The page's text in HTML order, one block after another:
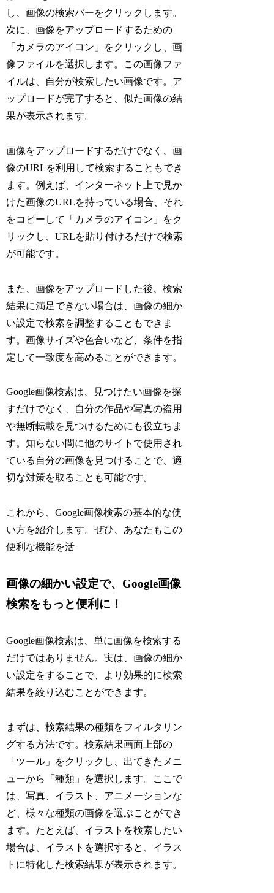
し、画像の検索バーをクリックします。
次に、画像をアップロードするための
「カメラのアイコン」をクリックし、画
像ファイルを選択します。この画像ファ
イルは、自分が検索したい画像です。ア
ップロードが完了すると、似た画像の結
果が表示されます。
画像をアップロードするだけでなく、画
像のURLを利用して検索することもでき
ます。例えば、インターネット上で見か
けた画像のURLを持っている場合、それ
をコピーして「カメラのアイコン」をク
リックし、URLを貼り付けるだけで検索
が可能です。
また、画像をアップロードした後、検索
結果に満足できない場合は、画像の細か
い設定で検索を調整することもできま
す。画像サイズや色合いなど、条件を指
定して一致度を高めることができます。
Google画像検索は、見つけたい画像を探
すだけでなく、自分の作品や写真の盗用
や無断転載を見つけるためにも役立ちま
す。知らない間に他のサイトで使用され
ている自分の画像を見つけることで、適
切な対策を取ることも可能です。
これから、Google画像検索の基本的な使
い方を紹介します。ぜひ、あなたもこの
便利な機能を活
画像の細かい設定で、Google画像
検索をもっと便利に！
Google画像検索は、単に画像を検索する
だけではありません。実は、画像の細か
い設定をすることで、より効果的に検索
結果を絞り込むことができます。
まずは、検索結果の種類をフィルタリン
グする方法です。検索結果画面上部の
「ツール」をクリックし、出てきたメニ
ューから「種類」を選択します。ここで
は、写真、イラスト、アニメーションな
ど、様々な種類の画像を選ぶことができ
ます。たとえば、イラストを検索したい
場合は、イラストを選択すると、イラス
トに特化した検索結果が表示されます。